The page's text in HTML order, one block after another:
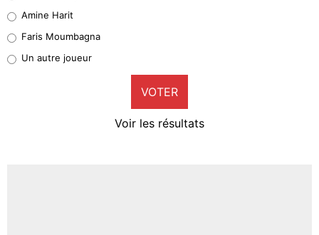
1%
9%
Amine Harit
Faris Moumbagna
Un autre joueur
VOTER
Voir les résultats